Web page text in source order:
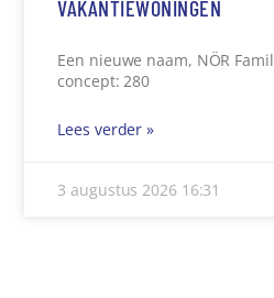
VAKANTIEWONINGEN
Een nieuwe naam, NÖR
concept: 280
Lees verder »
3 augustus 2026 16:31